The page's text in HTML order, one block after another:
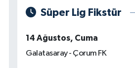
Süper Lig Fikstür
14 Ağustos, Cuma
Galatasaray - Çorum FK